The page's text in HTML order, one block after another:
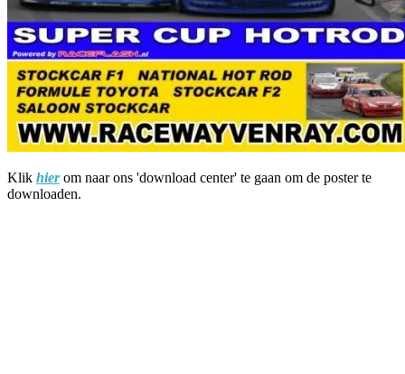
Klik hierom naar ons 'download center' te gaan om de poster te
downloaden.